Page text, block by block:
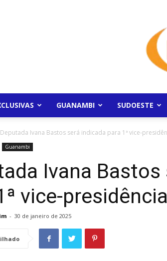
GUANAMBI SUDOESTE
Deputada Ivana Bastos será indicada para 1ª vice-
Guanambi
Ivana
vice-
- 30 de janeiro de 2025